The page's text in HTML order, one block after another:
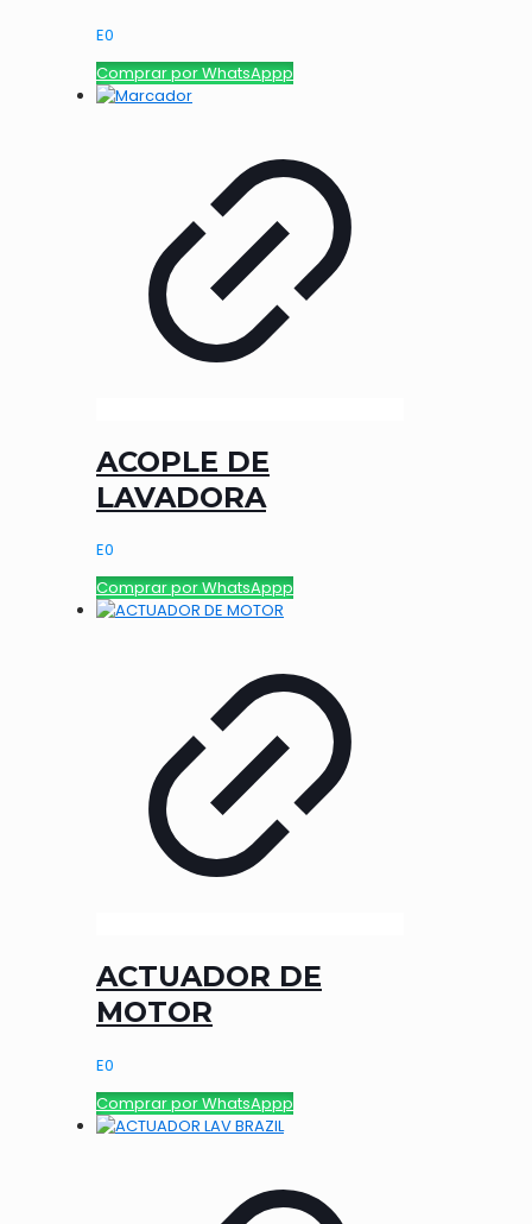
E0
Comprar por WhatsAppp
ACOPLE DE
LAVADORA
E0
Comprar por WhatsAppp
ACTUADOR DE
MOTOR
E0
Comprar por WhatsAppp